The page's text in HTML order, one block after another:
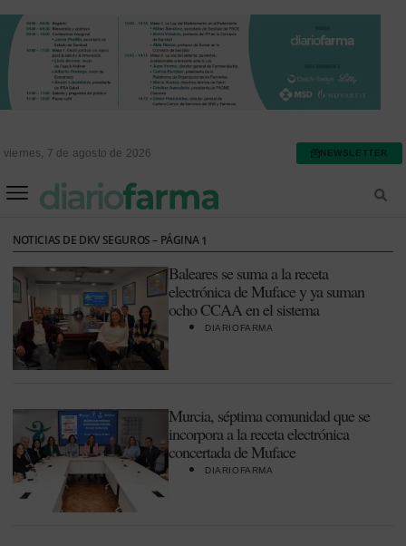
viernes, 7 de agosto de 2026 NEWSLETTER
NOTICIAS DE DKV SEGUROS – PÁGINA1
Baleares se suma a la receta
electrónica de Muface y ya suman
ocho CCAA en el sistema
DIARIOFARMA
Murcia, séptima comunidad que se
incorpora a la receta electrónica
concertada de Muface
DIARIOFARMA